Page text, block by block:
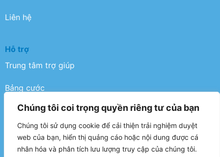
Chúng tôi coi trọng quyền riêng tư của bạn
Chúng tôi sử dụng cookie để cải thiện trải nghiệm duyệt
web của bạn, hiển thị quảng cáo hoặc nội dung được cá
nhân hóa và phân tích lưu lượng truy cập của chúng tôi.
Liên hệ
Hỗ trợ
Trung tâm trợ giúp
Bảng cước
Điều khoản
Chính sách bảo mật